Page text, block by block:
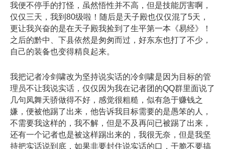
我便不停手的打怪，虽然悟性并不高，但是技能厉害啊，
仅仅三天，我到80级啦！随后是天子殿也仅仅混了5天，
更让我兴奋的是在天子殿我捡到了生平第一本《易经》！
之后的黔中、下县依然是匆匆而过，好东东也打了不少，
自己的装备也变得精良起来。
我把记者冷剑啸改为坚持说实话的冷剑啸是因为目标的管
理员不让我说实话，仅仅因为我在记者团的QQ群里面说了
几句凤舞天骄做得不好，感觉很粗糙，似有急于赚钱之
嫌，便被他踢了出来，他告诉我目标需要的是愚笨的人，
不需要我这样的，我不解，但是不及再问已被踢了出来，
还有一个记者也是被这样踢出来的，我很无奈，但是我坚
持把实话说到底，如果非要封住说实话的口，干脆不要搞